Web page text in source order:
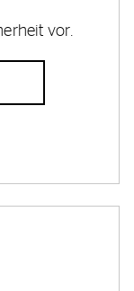
vor.